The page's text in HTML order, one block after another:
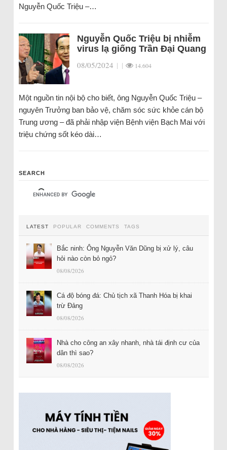
Nguyễn Quốc Triệu –…
Nguyễn Quốc Triệu bị nhiễm
virus lạ giống Trần Đại Quang
08/05/2024 | | 14.604
Một nguồn tin nội bộ cho biết, ông Nguyễn Quốc Triệu –
nguyên Trưởng ban bảo vệ, chăm sóc sức khỏe cán bộ
Trung ương – đã phải nhập viện Bệnh viện Bạch Mai với
triệu chứng sốt kéo dài…
SEARCH
LATEST POPULAR COMMENTS TAGS
Bắc ninh: Ông Nguyễn Văn Dũng bị xử lý, câu
hỏi nào còn bỏ ngỏ?
08/08/2026
Cá độ bóng đá: Chủ tịch xã Thanh Hóa bị khai
trừ Đảng
08/08/2026
Nhà cho công an xây nhanh, nhà tái định cư của
dân thì sao?
08/08/2026